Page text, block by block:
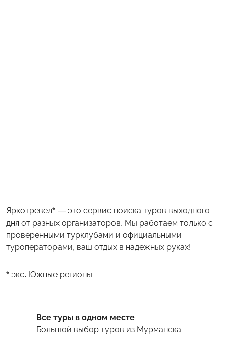
Яркотревел* — это сервис поиска туров выходного
дня от разных организаторов. Мы работаем только с
проверенными турклубами и официальными
туроператорами, ваш отдых в надежных руках!
* экс. Южные регионы
Все туры в одном месте
Большой выбор туров из Мурманска